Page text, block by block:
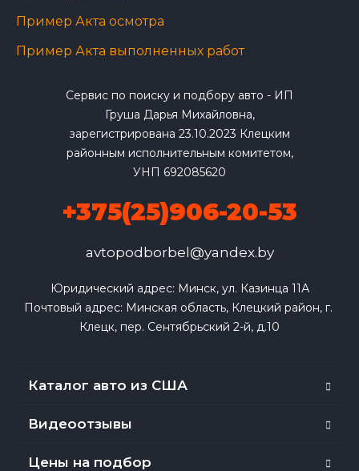
Пример Акта осмотра
Пример Акта выполненных работ
Сервис по поиску и подбору авто - ИП
Груша Дарья Михайловна,
зарегистрирована 23.10.2023 Клецким
районным исполнительным комитетом,
УНП 692085620
+375(25)906-20-53
avtopodborbel@yandex.by
Юридический адрес: Минск, ул. Казинца 11А
Почтовый адрес: Минская область, Клецкий район, г.
Клецк, пер. Сентябрьский 2-й, д.10
Каталог авто из США
Видеоотзывы
Цены на подбор